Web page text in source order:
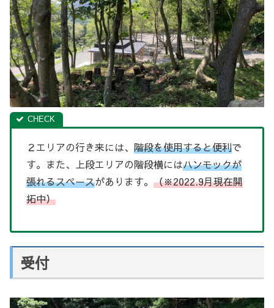
２エリアの行き来には、 階段を使用すると便利で
す。また、上段エリアの階段横にはハンモックが
張れるスペースがあります。 （※2022.9月現在開
拓中）
受付